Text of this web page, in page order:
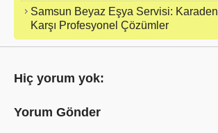
Samsun Beyaz Eşya Servisi:
Karşı Profesyonel Çözümler
Hiç yorum yok:
Yorum Gönder